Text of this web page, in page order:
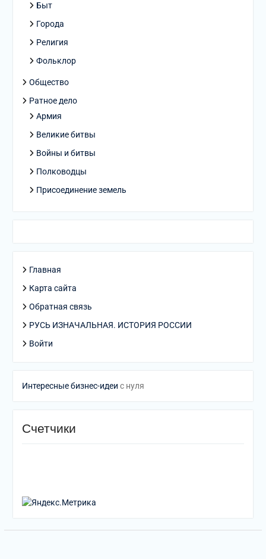
Быт
Города
Религия
Фольклор
Общество
Ратное дело
Армия
Великие битвы
Войны и битвы
Полководцы
Присоединение земель
Главная
Карта сайта
Обратная связь
РУСЬ ИЗНАЧАЛЬНАЯ. ИСТОРИЯ РОССИИ
Войти
Интересные бизнес-идеи с нуля
Счетчики